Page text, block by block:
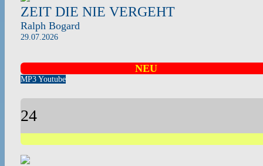
ZEIT DIE NIE VERGEHT
Ralph Bogard
29.07.2026
NEU
MP3Youtube
24